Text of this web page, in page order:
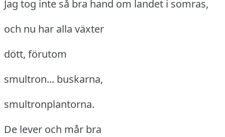
Jag tog inte så bra hand om landet i somras,
och nu har alla växter
dött, förutom
smultron... buskarna,
smultronplantorna.
De lever och mår bra